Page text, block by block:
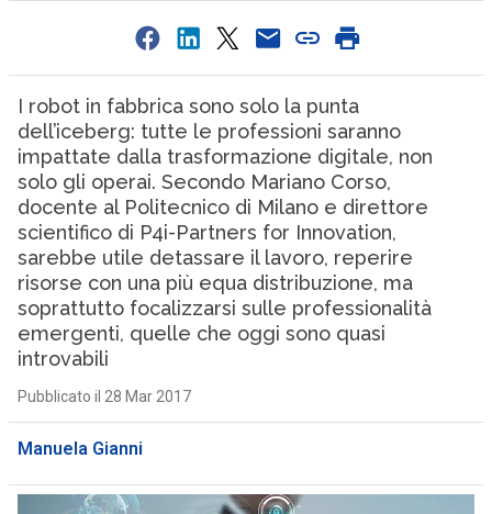
I robot in fabbrica sono solo la punta
dell’iceberg: tutte le professioni saranno
impattate dalla trasformazione digitale, non
solo gli operai. Secondo Mariano Corso,
docente al Politecnico di Milano e direttore
scientifico di P4i-Partners for Innovation,
sarebbe utile detassare il lavoro, reperire
risorse con una più equa distribuzione, ma
soprattutto focalizzarsi sulle professionalità
emergenti, quelle che oggi sono quasi
introvabili
Pubblicato il 28 Mar 2017
Manuela Gianni